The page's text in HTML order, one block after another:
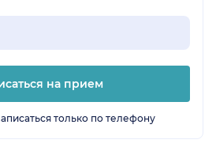
на прием
только по телефону